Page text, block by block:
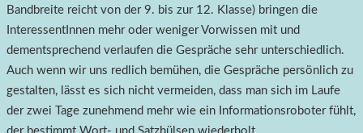
Bandbreite reicht von der 9. bis zur 12. Klasse) bringen die
InteressentInnen mehr oder weniger Vorwissen mit und
dementsprechend verlaufen die Gespräche sehr unterschiedlich.
Auch wenn wir uns redlich bemühen, die Gespräche persönlich zu
gestalten, lässt es sich nicht vermeiden, dass man sich im Laufe
der zwei Tage zunehmend mehr wie ein Informationsroboter fühlt,